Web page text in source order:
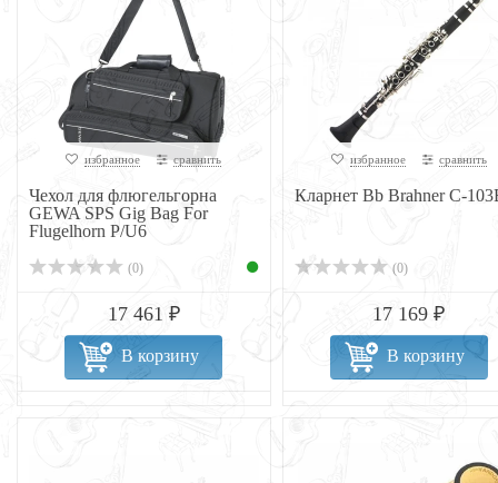
избранное сравнить
Чехол для флюгельгорна
GEWA SPS Gig Bag For
Flugelhorn P/U6
(0)
17 461 ₽
В корзину
избранное сравнить
Кларнет Bb Brahner C-
(0)
17 169 ₽
В корзину